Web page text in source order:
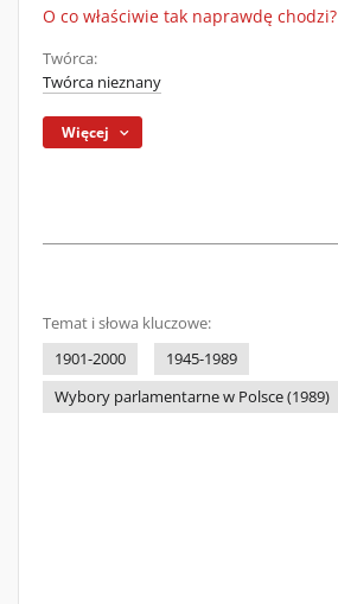
O co właściwie tak naprawdę chodzi?
Twórca:
Twórca nieznany
Więcej
Temat i słowa kluczowe:
1901-2000
1945-1989
Wybory parlamentarne w Polsce (1989)